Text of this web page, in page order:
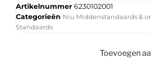
Artikelnummer 6230102001
Categorieën Niu Middenstandaards &
Standaards
Toevoegen